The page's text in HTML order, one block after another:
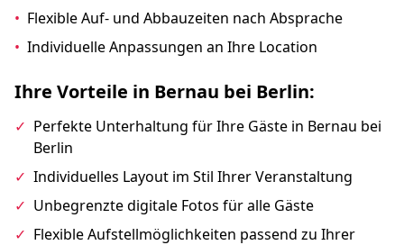
• Flexible Auf- und Abbauzeiten nach Absprache
• Individuelle Anpassungen an Ihre Location
Ihre Vorteile in Bernau bei Berlin:
✓ Perfekte Unterhaltung für Ihre Gäste in Bernau bei
Berlin
✓ Individuelles Layout im Stil Ihrer Veranstaltung
✓ Unbegrenzte digitale Fotos für alle Gäste
✓ Flexible Aufstellmöglichkeiten passend zu Ihrer